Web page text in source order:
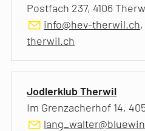
Postfach 237, 4106
info@hev-therwil.ch,
therwil.ch
Jodlerklub Therwil
Im Grenzacherhof 14,